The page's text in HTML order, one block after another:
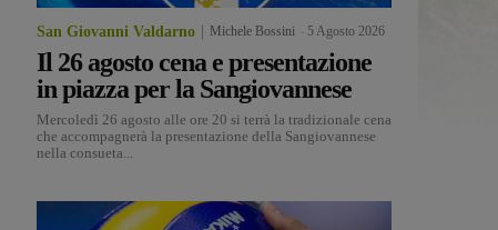
San Giovanni Valdarno Michele Bossini 5 Agosto 2026
Il 26 agosto cena e presentazione
in piazza per la Sangiovannese
Mercoledì 26 agosto alle ore 20 si terrà la tradizionale cena
che accompagnerà la presentazione della Sangiovannese
nella consueta...